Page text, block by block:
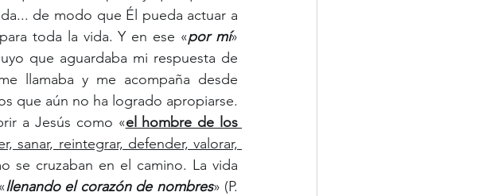
de modo que Él pueda actuar a
toda la vida. Y en ese «por mí»
que aguardaba mi respuesta de
llamaba y me acompaña desde
que aún no ha logrado apropiarse.
a Jesús como «el hombre de los
sanar, reintegrar, defender, valorar,
se cruzaban en el camino. La vida
llenando el corazón de nombres» (P.